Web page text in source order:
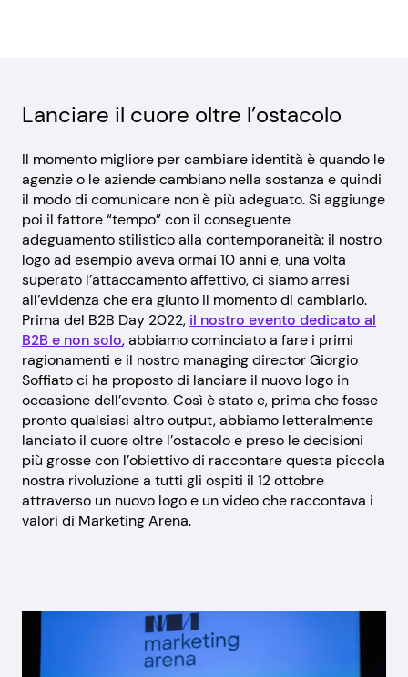
Lanciare il cuore oltre l’ostacolo
Il momento migliore per cambiare identità è quando le
agenzie o le aziende cambiano nella sostanza e quindi
il modo di comunicare non è più adeguato. Si aggiunge
poi il fattore “tempo” con il conseguente
adeguamento stilistico alla contemporaneità: il nostro
logo ad esempio aveva ormai 10 anni e, una volta
superato l’attaccamento affettivo, ci siamo arresi
all’evidenza che era giunto il momento di cambiarlo.
Prima del B2B Day 2022, il nostro evento dedicato al
B2B e non solo, abbiamo cominciato a fare i primi
ragionamenti e il nostro managing director Giorgio
Soffiato ci ha proposto di lanciare il nuovo logo in
occasione dell’evento. Così è stato e, prima che fosse
pronto qualsiasi altro output, abbiamo letteralmente
lanciato il cuore oltre l’ostacolo e preso le decisioni
più grosse con l’obiettivo di raccontare questa piccola
nostra rivoluzione a tutti gli ospiti il 12 ottobre
attraverso un nuovo logo e un video che raccontava i
valori di Marketing Arena.